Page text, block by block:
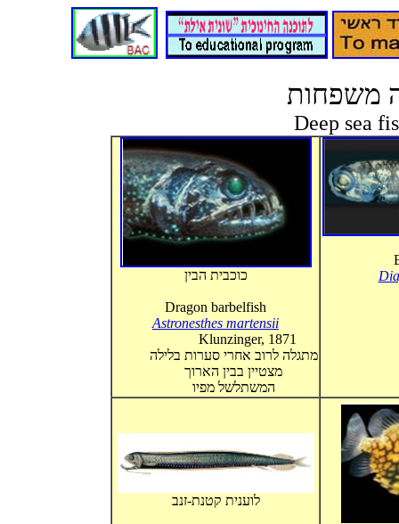
משפחות
Deep sea
כוכבית הבין
Dragon barbelfish
Astronesthes martensii
Klunzinger, 1871
מתגלה לרוב אחרי סערות בלילה
מצטיין בבין הארוך
לוענית קטנת-זנב